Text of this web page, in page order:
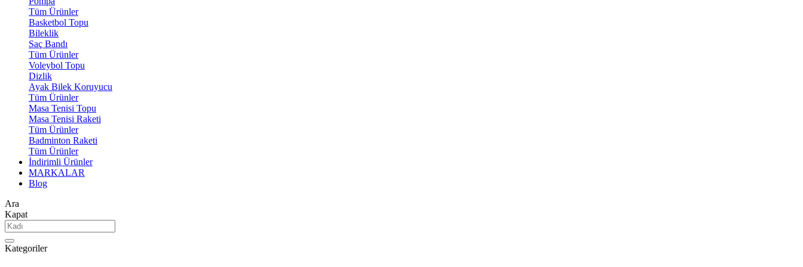
Tüm Ürünler
Basketbol Topu
Bileklik
Saç Bandı
Tüm Ürünler
Voleybol Topu
Dizlik
Ayak Bilek Koruyucu
Tüm Ürünler
Masa Tenisi Topu
Masa Tenisi Raketi
Tüm Ürünler
Badminton Raketi
Tüm Ürünler
İndirimli Ürünler
MARKALAR
Blog
Ara
Kapat
Kategoriler